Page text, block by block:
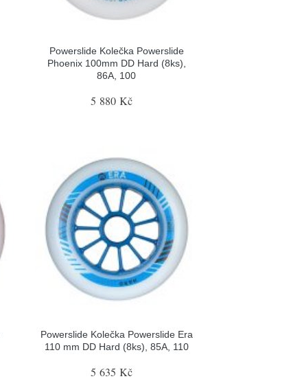
Powerslide Kolečka Powerslide
Phoenix 100mm DD Hard (8ks),
86A, 100
5 880 Kč
Powerslide Kolečka Powerslide Era
110 mm DD Hard (8ks), 85A, 110
5 635 Kč